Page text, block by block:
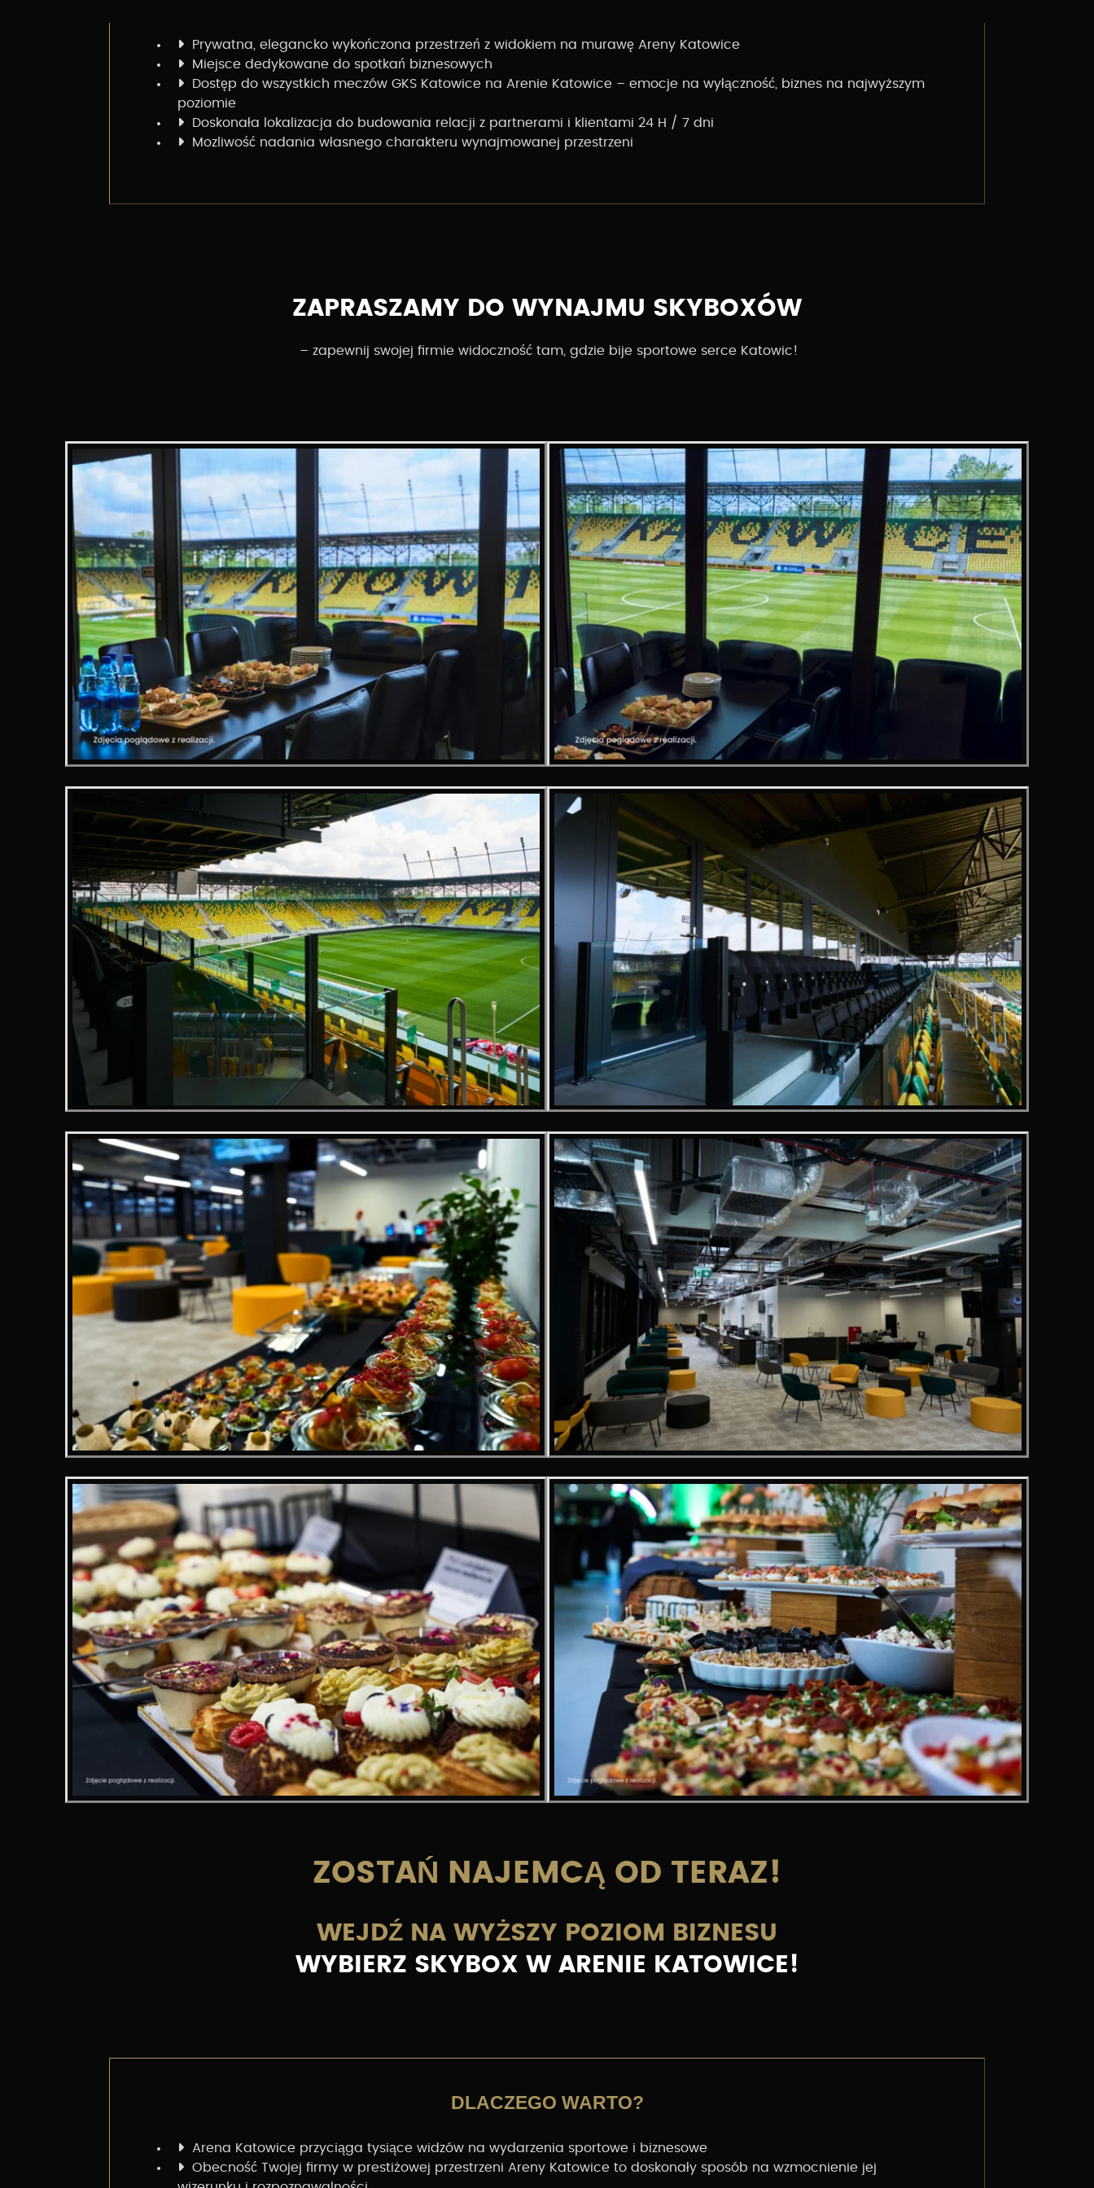
Prywatna, elegancko wykończona przestrzeń z widokiem na murawę Areny Katowice
Miejsce dedykowane do spotkań biznesowych
Dostęp do wszystkich meczów GKS Katowice na Arenie Katowice – emocje na wyłączność, biznes na najwyższym
poziomie
Doskonała lokalizacja do budowania relacji z partnerami i klientami 24 H / 7 dni
Mozliwość nadania własnego charakteru wynajmowanej przestrzeni
ZAPRASZAMY DO WYNAJMU SKYBOXÓW
– zapewnij swojej firmie widoczność tam, gdzie bije sportowe serce Katowic!
ZOSTAŃ NAJEMCĄ OD TERAZ!
WEJDŹ NA WYŻSZY POZIOM BIZNESU
WYBIERZ SKYBOX W ARENIE KATOWICE!
DLACZEGO WARTO?
Arena Katowice przyciąga tysiące widzów na wydarzenia sportowe i biznesowe
Obecność Twojej firmy w prestiżowej przestrzeni Areny Katowice to doskonały sposób na wzmocnienie jej